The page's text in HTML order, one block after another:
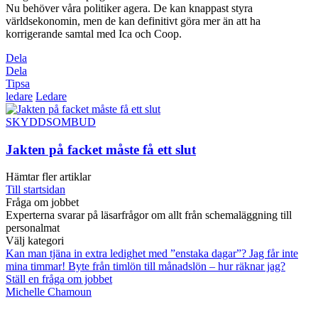
Nu behöver våra politiker agera. De kan knappast styra
världsekonomin, men de kan definitivt göra mer än att ha
korrigerande samtal med Ica och Coop.
Dela
Dela
Tipsa
ledare Ledare
SKYDDSOMBUD
Jakten på facket måste få ett slut
Hämtar fler artiklar
Till startsidan
Fråga om jobbet
Experterna svarar på läsarfrågor om allt från schemaläggning till
personalmat
Välj kategori
Kan man tjäna in extra ledighet med ”enstaka dagar”? Jag får inte
mina timmar! Byte från timlön till månadslön – hur räknar jag?
Ställ en fråga om jobbet
Michelle Chamoun